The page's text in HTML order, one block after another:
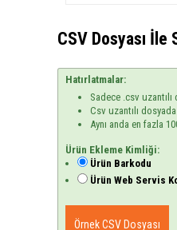
CSV Dosyası
Hatırlatmalar:
Sadece .csv
Csv uzantılı
Aynı anda en fazla
Ürün Ekleme Kimliği:
Ürün Barkodu
Ürün Web Servis
Örnek CSV Dosyası